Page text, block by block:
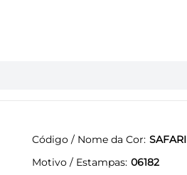
Código / Nome da Cor SAFARI
Motivo / Estampas 06182